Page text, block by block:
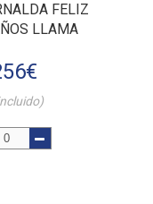
FELIZ
LLAMA
€